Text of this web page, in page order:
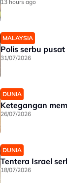
13 hours ago
MALAYSIA
Polis serbu
31/07/2026
DUNIA
Ketegangan
26/07/2026
DUNIA
Tentera Israel
18/07/2026